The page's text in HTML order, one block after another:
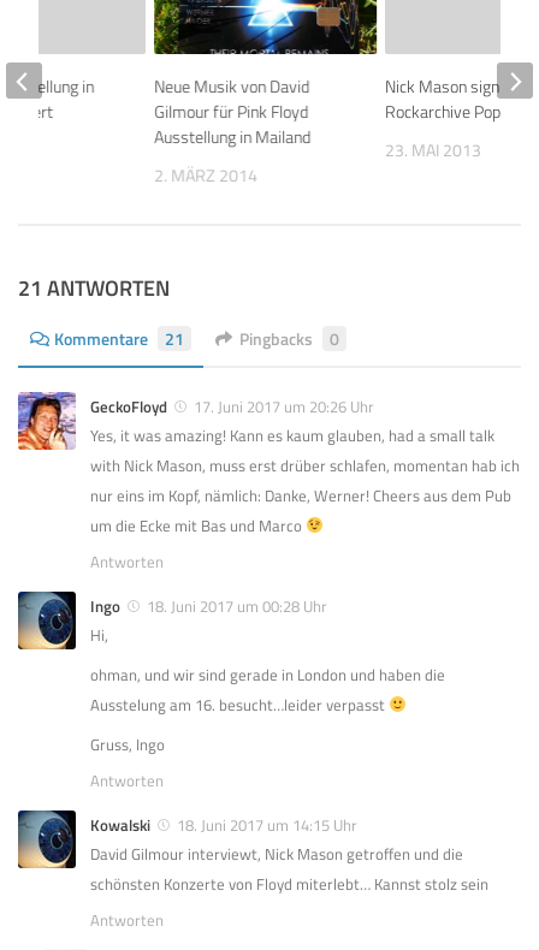
Neue Musik von David
Gilmour für Pink Floyd
Ausstellung in Mailand
2. MÄRZ 2014
Nick Mason signiert
Rockarchive Pop-Up
23. MAI 2013
in
21 ANTWORTEN
Kommentare 21 Pingbacks 0
GeckoFloyd
17. Juni 2017 um 20:26 Uhr
Yes, it was amazing! Kann es kaum glauben, had a small talk
with Nick Mason, muss erst drüber schlafen, momentan hab ich
nur eins im Kopf, nämlich: Danke, Werner! Cheers aus dem Pub
um die Ecke mit Bas und Marco
Antworten
Ingo
18. Juni 2017 um 00:28 Uhr
Hi,
ohman, und wir sind gerade in London und haben die
Ausstelung am 16. besucht…leider verpasst
Gruss, Ingo
Antworten
Kowalski
18. Juni 2017 um 14:15 Uhr
David Gilmour interviewt, Nick Mason getroffen und die
schönsten Konzerte von Floyd miterlebt… Kannst stolz sein
Antworten